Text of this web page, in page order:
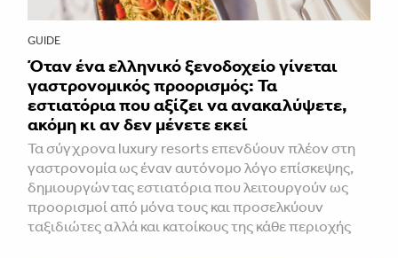
GUIDE
Όταν ένα ελληνικό ξενοδοχείο γίνεται
γαστρονομικός προορισμός: Τα
εστιατόρια που αξίζει να ανακαλύψετε,
ακόμη κι αν δεν μένετε εκεί
Τα σύγχρονα luxury resorts επενδύουν πλέον στη
γαστρονομία ως έναν αυτόνομο λόγο επίσκεψης,
δημιουργώντας εστιατόρια που λειτουργούν ως
προορισμοί από μόνα τους και προσελκύουν
ταξιδιώτες αλλά και κατοίκους της κάθε περιοχής